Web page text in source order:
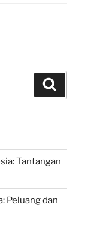
Tantangan
Peluang dan